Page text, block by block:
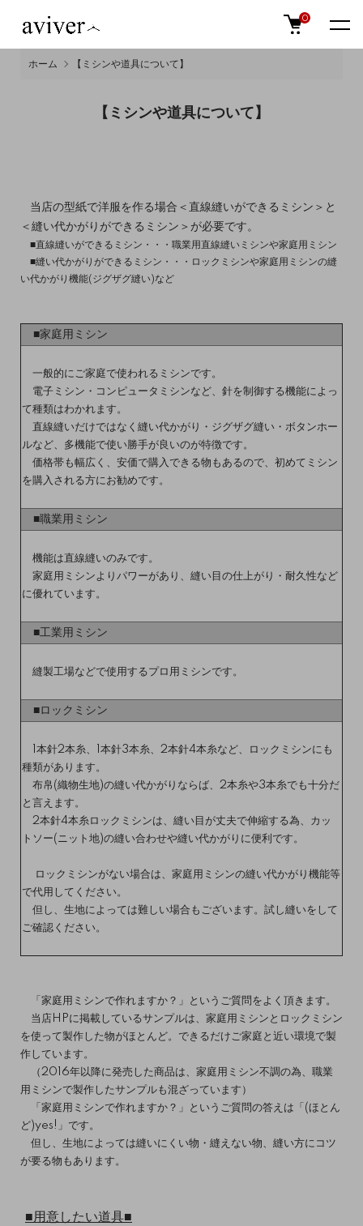
0
ホーム 【ミシンや道具について】
【ミシンや道具について】
当店の型紙で洋服を作る場合＜直線縫いができるミシン＞と
＜縫い代かがりができるミシン＞が必要です。
■直線縫いができるミシン・・・職業用直線縫いミシンや家庭用ミシン
■縫い代かがりができるミシン・・・ロックミシンや家庭用ミシンの縫
い代かがり機能(ジグザグ縫い)など
■家庭用ミシン
一般的にご家庭で使われるミシンです。
電子ミシン・コンピュータミシンなど、針を制御する機能によっ
て種類はわかれます。
直線縫いだけではなく縫い代かがり・ジグザグ縫い・ボタンホー
ルなど、多機能で使い勝手が良いのが特徴です。
価格帯も幅広く、安価で購入できる物もあるので、初めてミシン
を購入される方にお勧めです。
■職業用ミシン
機能は直線縫いのみです。
家庭用ミシンよりパワーがあり、縫い目の仕上がり・耐久性など
に優れています。
■工業用ミシン
縫製工場などで使用するプロ用ミシンです。
■ロックミシン
1本針2本糸、1本針3本糸、2本針4本糸など、ロックミシンにも
種類があります。
布帛(織物生地)の縫い代かがりならば、2本糸や3本糸でも十分だ
と言えます。
2本針4本糸ロックミシンは、縫い目が丈夫で伸縮する為、カッ
トソー(ニット地)の縫い合わせや縫い代かがりに便利です。
ロックミシンがない場合は、家庭用ミシンの縫い代かがり機能等
で代用してください。
但し、生地によっては難しい場合もございます。試し縫いをして
ご確認ください。
「家庭用ミシンで作れますか？」というご質問をよく頂きます。
当店HPに掲載しているサンプルは、家庭用ミシンとロックミシン
を使って製作した物がほとんど。できるだけご家庭と近い環境で製
作しています。
（2016年以降に発売した商品は、家庭用ミシン不調の為、職業
用ミシンで製作したサンプルも混ざっています）
「家庭用ミシンで作れますか？」というご質問の答えは「(ほとん
ど)yes!」です。
但し、生地によっては縫いにくい物・縫えない物、縫い方にコツ
が要る物もあります。
■用意したい道具■